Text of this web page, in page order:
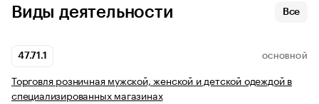
Виды деятельности Все
47.71.1 ОСНОВНОЙ
Торговля розничная мужской, женской и детской одеждой в
специализированных магазинах